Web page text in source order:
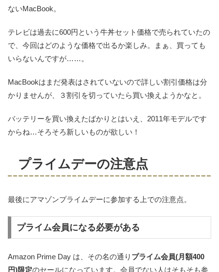
ないMacBook。
テレビは過去に600円という牛丼セット価格で売られていたの
で、今回はどのような価格で出るか楽しみ。まぁ、買っても
いらないんですが……。
MacBookはまだ発表はされていないので詳しい割引価格は分
かりませんが、３割引を切っていたら買い換えようかなと。
バッテリーを買い換えたばかりとはいえ、2011年モデルです
からね…そろそろ新しいものが欲しい！
プライムデーの注意点
最後にアマゾンプライムデーに参加する上での注意点。
プライム会員になる必要がある
Amazon Prime Day は、その名の通り プライム会員(月額400
円)限定のセールになっています。会員でない人はそもそも参